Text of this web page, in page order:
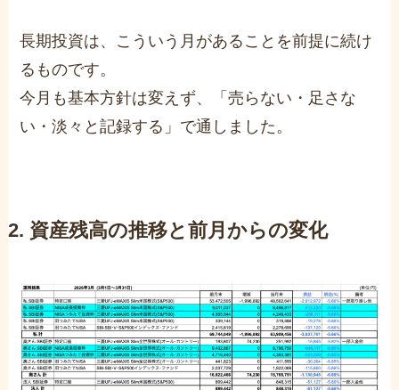
長期投資は、こういう月があることを前提に続け
るものです。
今月も基本方針は変えず、「売らない・足さな
い・淡々と記録する」で通しました。
2. 資産残高の推移と前月からの変化